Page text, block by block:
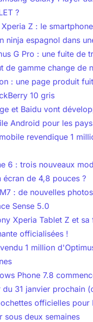
?
Z : le
ninja espagnol dans
G Pro : une fuite de
de gamme change de
: une page produit
10 gris
et Baidu vont
Android pour les
revendique 1
6 : trois nouveaux
écran de 4,8 pouces ?
: de nouvelles
Sense 5.0
Xperia Tablet Z et sa
officialisées !
1 million
Phone 7.8
31 janvier prochain
officielles pour
sous deux semaines